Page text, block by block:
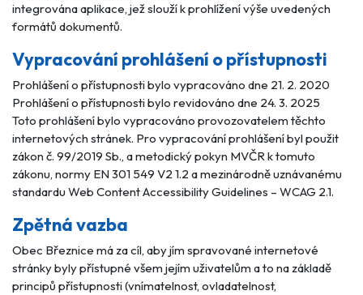
integrována aplikace, jež slouží k prohlížení výše uvedených
formátů dokumentů.
Vypracování prohlášení o přístupnosti
Prohlášení o přístupnosti bylo vypracováno dne 21. 2. 2020
Prohlášení o přístupnosti bylo revidováno dne 24. 3. 2025
Toto prohlášení bylo vypracováno provozovatelem těchto
internetových stránek. Pro vypracování prohlášení byl použit
zákon č. 99/2019 Sb., a metodický pokyn MVČR k tomuto
zákonu, normy EN 301 549 V2 1.2 a mezinárodně uznávanému
standardu Web Content Accessibility Guidelines – WCAG 2.1.
Zpětná vazba
Obec Březnice má za cíl, aby jím spravované internetové
stránky byly přístupné všem jejím uživatelům a to na základě
principů přístupnosti (vnímatelnost, ovladatelnost,